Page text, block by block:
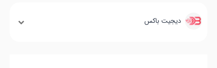
دیجیت باکس